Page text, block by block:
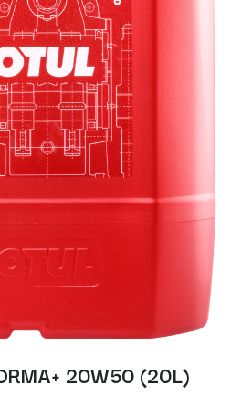
20W50 (20L)